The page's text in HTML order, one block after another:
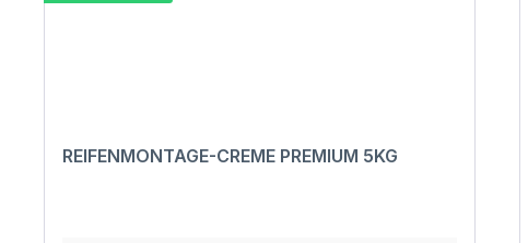
REIFENMONTAGE-CREME PREMIUM 5KG